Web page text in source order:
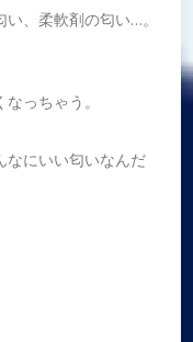
、柔軟剤の匂い…。
っちゃう。
なにいい匂いなんだ